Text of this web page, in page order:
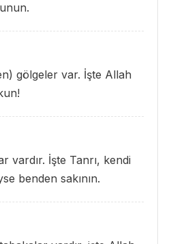
gölgeler var. İşte Allah
vardır. İşte Tanrı, kendi
benden sakının.